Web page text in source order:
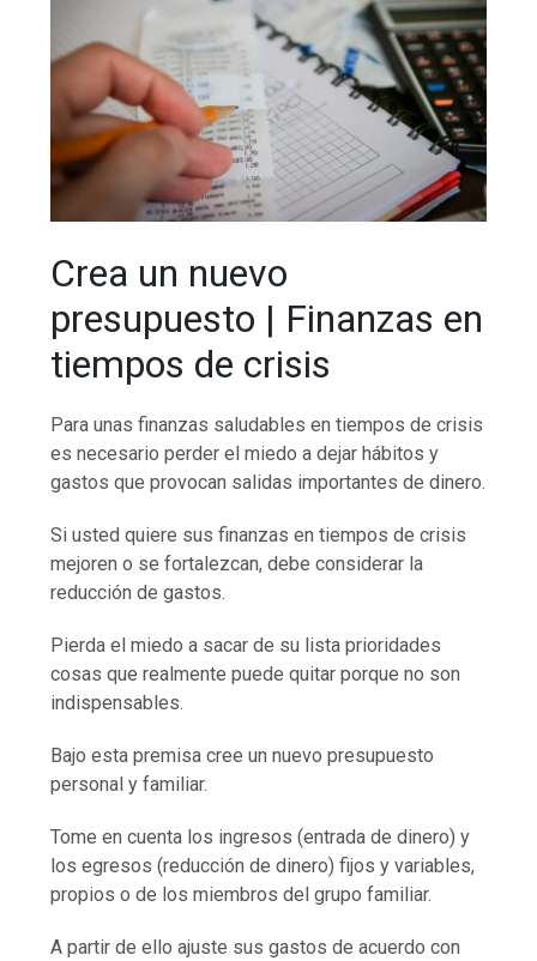
Crea un nuevo
presupuesto | Finanzas en
tiempos de crisis
Para unas finanzas saludables en tiempos de crisis
es necesario perder el miedo a dejar hábitos y
gastos que provocan salidas importantes de dinero.
Si usted quiere sus finanzas en tiempos de crisis
mejoren o se fortalezcan, debe considerar la
reducción de gastos.
Pierda el miedo a sacar de su lista prioridades
cosas que realmente puede quitar porque no son
indispensables.
Bajo esta premisa cree un nuevo presupuesto
personal y familiar.
Tome en cuenta los ingresos (entrada de dinero) y
los egresos (reducción de dinero) fijos y variables,
propios o de los miembros del grupo familiar.
A partir de ello ajuste sus gastos de acuerdo con